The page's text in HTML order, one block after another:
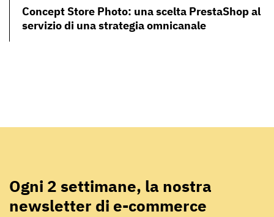
Concept Store Photo: una scelta PrestaShop al
servizio di una strategia omnicanale
Ogni 2 settimane, la nostra
newsletter di e-commerce